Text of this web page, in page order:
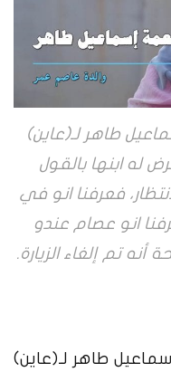
طاهر لـ(عاين)
له ابنها بالقول
فعرفنا انو في
انو عصام عندو
تم إلغاء الزيارة.
طاهر لـ(عاين)